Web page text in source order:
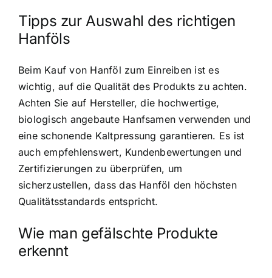
Tipps zur Auswahl des richtigen
Hanföls
Beim Kauf von Hanföl zum Einreiben ist es
wichtig, auf die Qualität des Produkts zu achten.
Achten Sie auf Hersteller, die hochwertige,
biologisch angebaute Hanfsamen verwenden und
eine schonende Kaltpressung garantieren. Es ist
auch empfehlenswert, Kundenbewertungen und
Zertifizierungen zu überprüfen, um
sicherzustellen, dass das Hanföl den höchsten
Qualitätsstandards entspricht.
Wie man gefälschte Produkte
erkennt